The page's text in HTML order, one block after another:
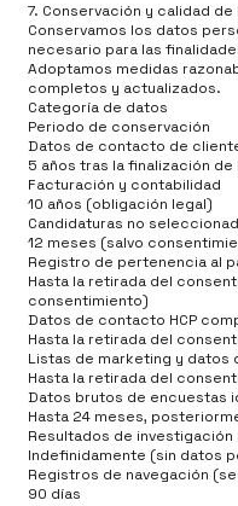
7. Conservación y calidad
Conservamos los datos
necesario para las
Adoptamos medidas
completos y actualizados.
Categoría de datos
Periodo de conservación
Datos de contacto de
5 años tras la finalización de
Facturación y contabilidad
10 años (obligación legal)
Candidaturas no
12 meses (salvo
Registro de pertenencia al
Hasta la retirada del
consentimiento)
Datos de contacto HCP
Hasta la retirada del
Listas de marketing y datos
Hasta la retirada del
Datos brutos de encuestas
Hasta 24 meses,
Resultados de
Indefinidamente (sin datos
Registros de navegación
90 días